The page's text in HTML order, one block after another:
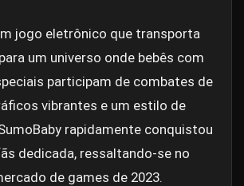
jogo eletrônico que transporta
um universo onde bebês com
participam de combates de
vibrantes e um estilo de
rapidamente conquistou
dedicada, ressaltando-se no
de games de 2023.